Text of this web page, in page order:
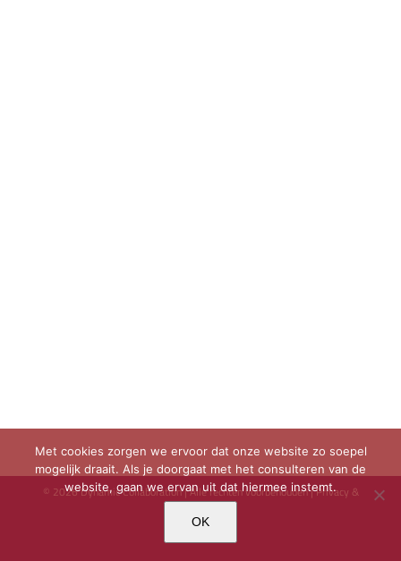
© 2026 Dynamic Collaboration | Alle rechten voorbehouden |Privacy &
Cookie beleid
Met cookies zorgen we ervoor dat onze website zo soepel
mogelijk draait. Als je doorgaat met het consulteren van de
website, gaan we ervan uit dat hiermee instemt.
OK